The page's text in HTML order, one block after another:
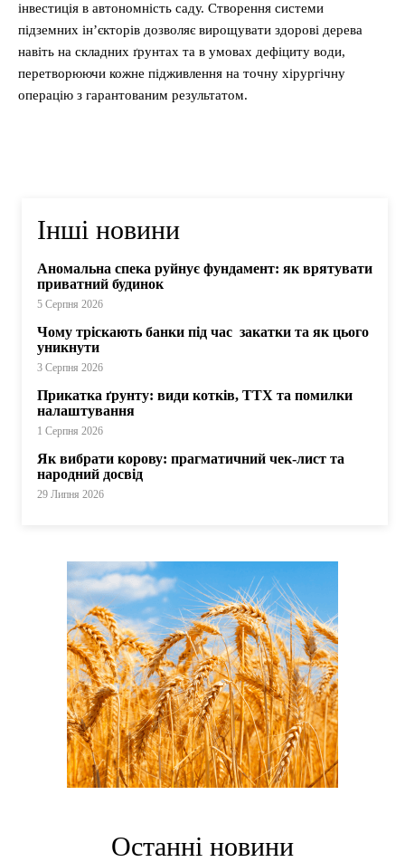
інвестиція в автономність саду. Створення системи
підземних ін’єкторів дозволяє вирощувати здорові дерева
навіть на складних ґрунтах та в умовах дефіциту води,
перетворюючи кожне підживлення на точну хірургічну
операцію з гарантованим результатом.
Інші новини
Аномальна спека руйнує фундамент: як врятувати
приватний будинок
5 Серпня 2026
Чому тріскають банки під час закатки та як цього
уникнути
3 Серпня 2026
Прикатка ґрунту: види котків, ТТХ та помилки
налаштування
1 Серпня 2026
Як вибрати корову: прагматичний чек-лист та
народний досвід
29 Липня 2026
Останні новини